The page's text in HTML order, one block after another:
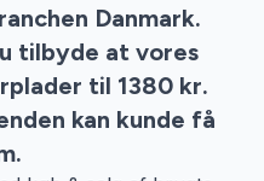
Danmark.
tilbyde at vores
til 1380 kr.
kan kunde få